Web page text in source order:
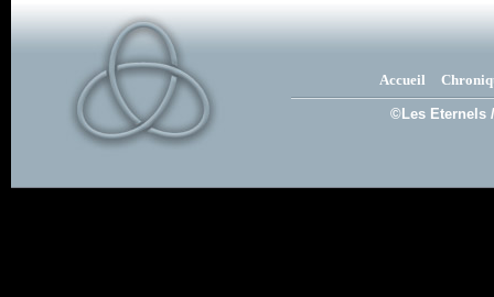
Accueil
©Les Eternels